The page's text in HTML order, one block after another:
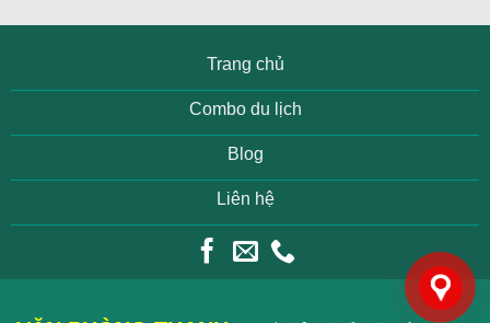
Trang chủ
Combo du lịch
Blog
Liên hệ